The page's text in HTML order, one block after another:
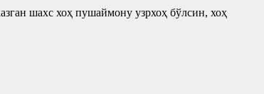
шахс хоҳ пушаймону узрхоҳ бўлсин, хоҳ